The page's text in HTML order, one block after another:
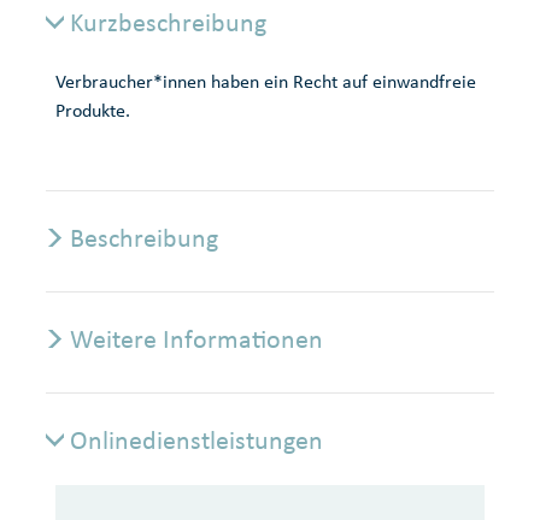
Kurzbeschreibung
Verbraucher*innen haben ein Recht auf einwandfreie
Produkte.
Beschreibung
Weitere Informationen
Onlinedienstleistungen